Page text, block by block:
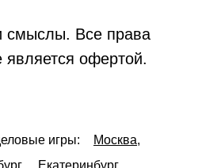
смыслы. Все права
офертой.
игры:
Москва,
Екатеринбург,